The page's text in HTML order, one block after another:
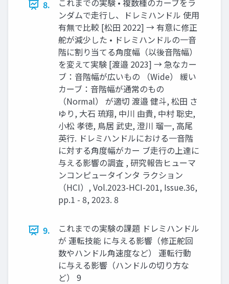
8.
これまでの実験 • 複数種のカーブをラ
ンダムで⾛⾏し、ドレミハンドル 使⽤
有無で⽐較 [松⽥ 2022] → 有意に修正
舵が減少した • ドレミハンドルの⼀⾳
階に割り当てる⾓度幅（以後⾳階幅）
を変えて実験 [渡邉 2023] → 急なカー
ブ：⾳階幅が広いもの （Wide） 緩い
カーブ：⾳階幅が通常のもの
（Normal） が適切 渡邉 健⽃, 松⽥ さ
ゆり, ⼤⽯ 琉翔, 中川 由貴, 中村 聡史,
⼩松 孝徳, ⿃居 武史, 澄川 瑠⼀, ⾼尾
英⾏. ドレミハンドルにおける⼀⾳階
に対する⾓度幅がカー ブ⾛⾏の上達に
与える影響の調査 , 研究報告ヒューマ
ンコンピュータインタ ラクション
（HCI）, Vol.2023-HCI-201, Issue.36,
pp.1 - 8, 2023. 8
9.
これまでの実験の課題 ドレミハンドル
が 運転技能 に与える影響（修正舵回
数やハンドル⾓速度など） 運転⾏動
に与える影響（ハンドルの切り⽅な
ど） 9